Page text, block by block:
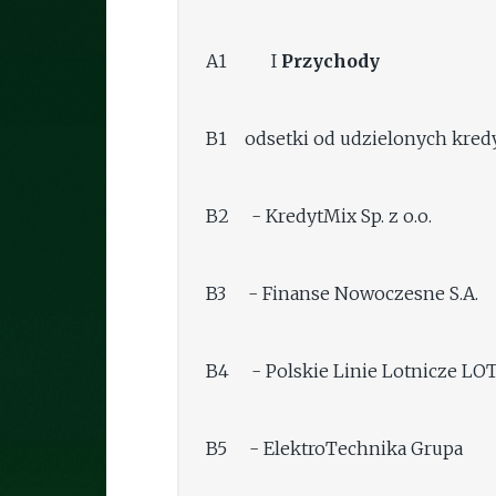
A1 I Przychody
B1 odsetki od udzielonych
B2 - KredytMix Sp. z o.o.
B3 - Finanse Nowoczesne S.A.
B4 - Polskie Linie Lotnicze LOT
B5 - ElektroTechnika Grupa